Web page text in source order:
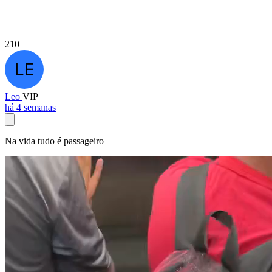
210
Leo VIP
há 4 semanas
Na vida tudo é passageiro